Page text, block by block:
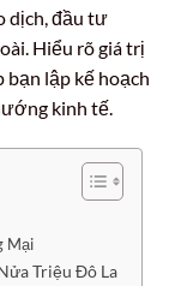
dịch, đầu tư
Hiểu rõ giá trị
bạn lập kế hoạch
kinh tế.
Mại
Triệu Đô La